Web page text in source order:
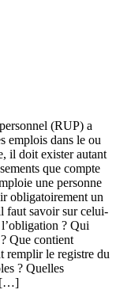
(RUP) a
emplois dans le ou
il doit exister autant
que compte
une personne
obligatoirement un
faut savoir sur celui-
? Qui
Que contient
remplir le registre du
? Quelles
[…]